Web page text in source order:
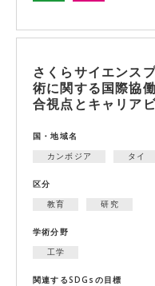
さくらサイエンス
術に関する国際協
合視点とキャリア
国・地域名
カンボジア
タイ
区分
教育
研究
学術分野
工学
関連するSDGsの目標